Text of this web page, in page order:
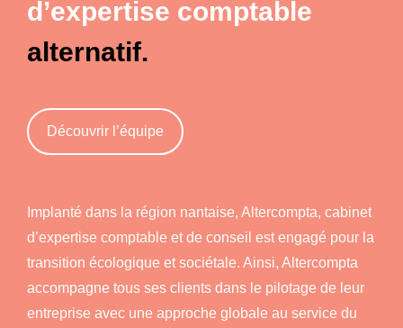
d’expertise comptable
alternatif.
Découvrir l’équipe
Implanté dans la région nantaise, Altercompta, cabinet
d’expertise comptable et de conseil est engagé pour la
transition écologique et sociétale. Ainsi, Altercompta
accompagne tous ses clients dans le pilotage de leur
entreprise avec une approche globale au service du